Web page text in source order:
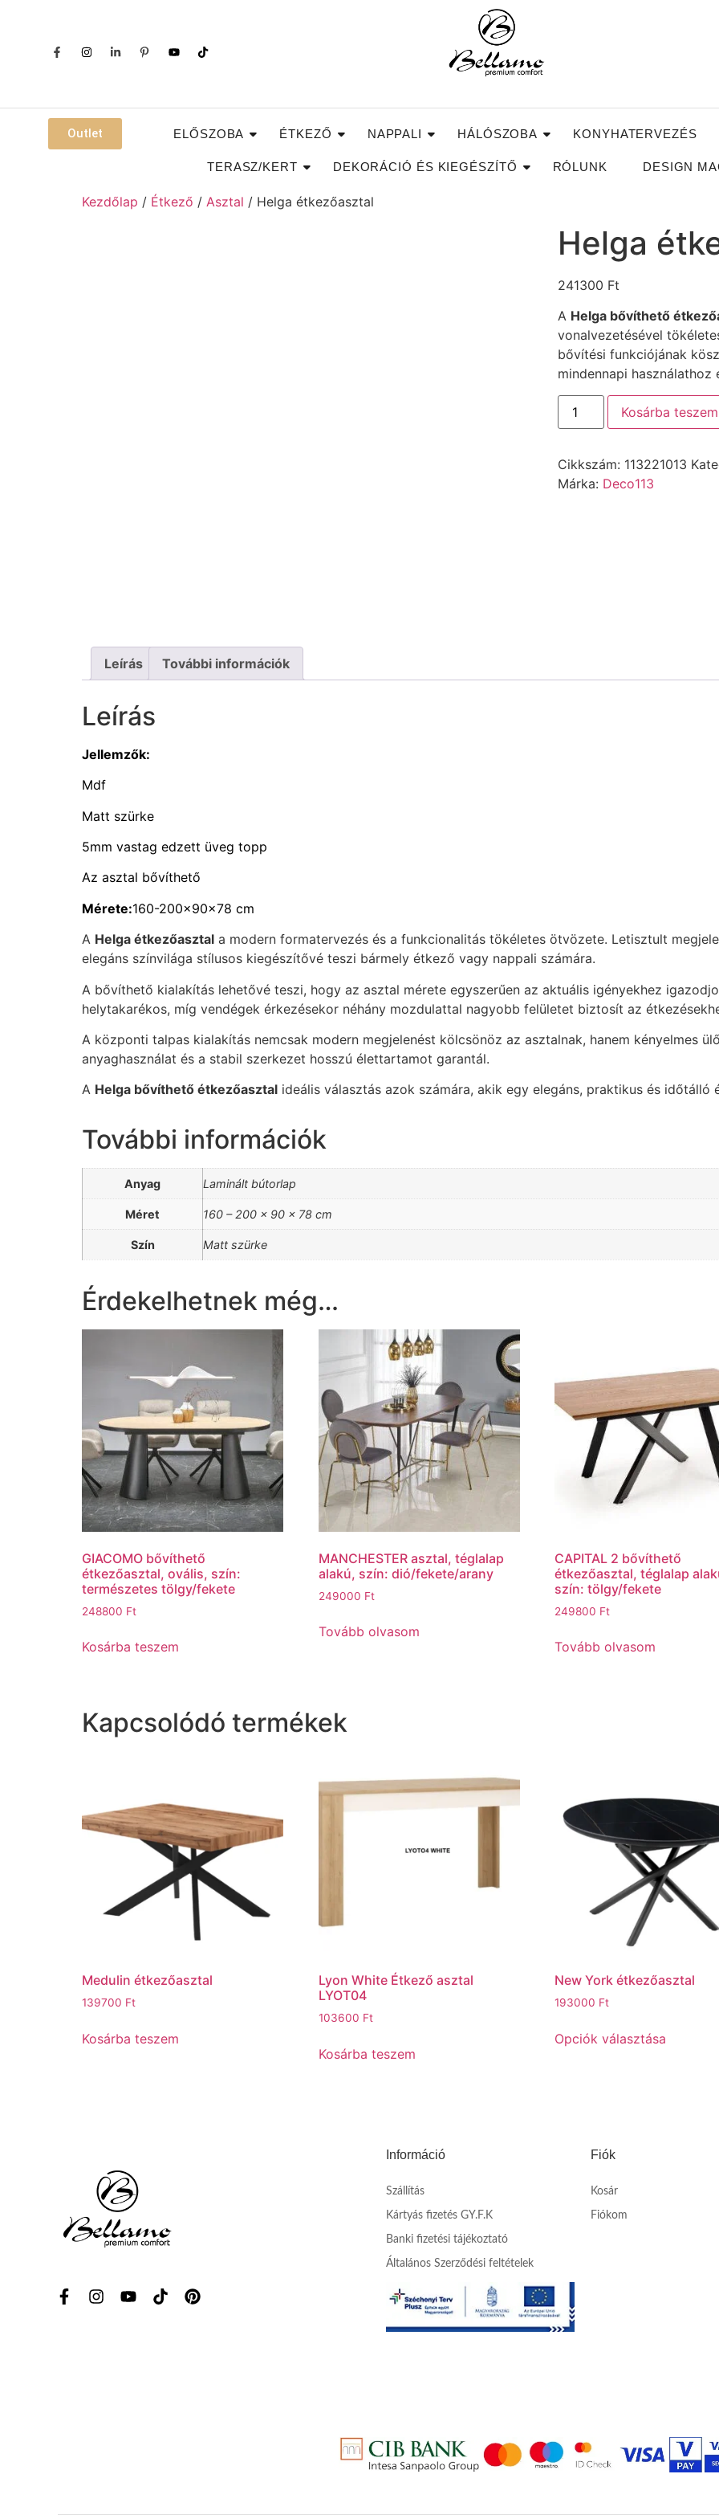
Outlet ELŐSZOBA ÉTKEZŐ NAPPALI HÁLÓSZOBA KONYHATERVEZÉS
TERASZ/KERT DEKORÁCIÓ ÉS KIEGÉSZÍTŐ RÓLUNK DESIGN
Kezdőlap / Étkező / Asztal / Helga étkezőasztal
Helga
241300 Ft
A Helga bővíthető
vonalvezetésével
bővítési funkciójának
mindennapi
Kosárba teszem
Cikkszám: 113221013
Márka: Deco113
Leírás További információk
Leírás
Jellemzők:
Mdf
Matt szürke
5mm vastag edzett üveg topp
Az asztal bővíthető
Mérete:160-200x90x78 cm
A Helga étkezőasztal a modern formatervezés és a funkcionalitás tökéletes ötvözete. Letisztult
elegáns színvilága stílusos kiegészítővé teszi bármely étkező vagy nappali számára.
A bővíthető kialakítás lehetővé teszi, hogy az asztal mérete egyszerűen az aktuális igényekhez
helytakarékos, míg vendégek érkezésekor néhány mozdulattal nagyobb felületet biztosít az
A központi talpas kialakítás nemcsak modern megjelenést kölcsönöz az asztalnak, hanem kényelmes
anyaghasználat és a stabil szerkezet hosszú élettartamot garantál.
A Helga bővíthető étkezőasztal ideális választás azok számára, akik egy elegáns, praktikus és
További információk
Anyag Laminált bútorlap
Méret 160 – 200 x 90 x 78 cm
Szín Matt szürke
Érdekelhetnek még…
GIACOMO bővíthető
étkezőasztal, ovális, szín:
természetes tölgy/fekete
248800 Ft
Kosárba teszem
MANCHESTER asztal, téglalap
alakú, szín: dió/fekete/arany
249000 Ft
Tovább olvasom
CAPITAL 2 bővíthető
étkezőasztal, téglalap
szín: tölgy/fekete
249800 Ft
Tovább olvasom
Kapcsolódó termékek
Medulin étkezőasztal
139700 Ft
Kosárba teszem
Lyon White Étkező asztal
LYOT04
103600 Ft
Kosárba teszem
New York étkezőasztal
193000 Ft
Opciók választása
Információ
Szállítás
Kártyás fizetés GY.F.K
Banki fizetési tájékoztató
Általános Szerződési feltételek
Fiók
Kosár
Fiókom